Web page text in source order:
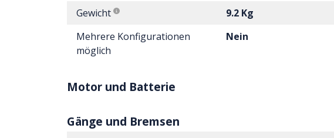
Gewicht
9.2 Kg
Mehrere Konfigurationen
möglich
Nein
Motor und Batterie
Gänge und Bremsen